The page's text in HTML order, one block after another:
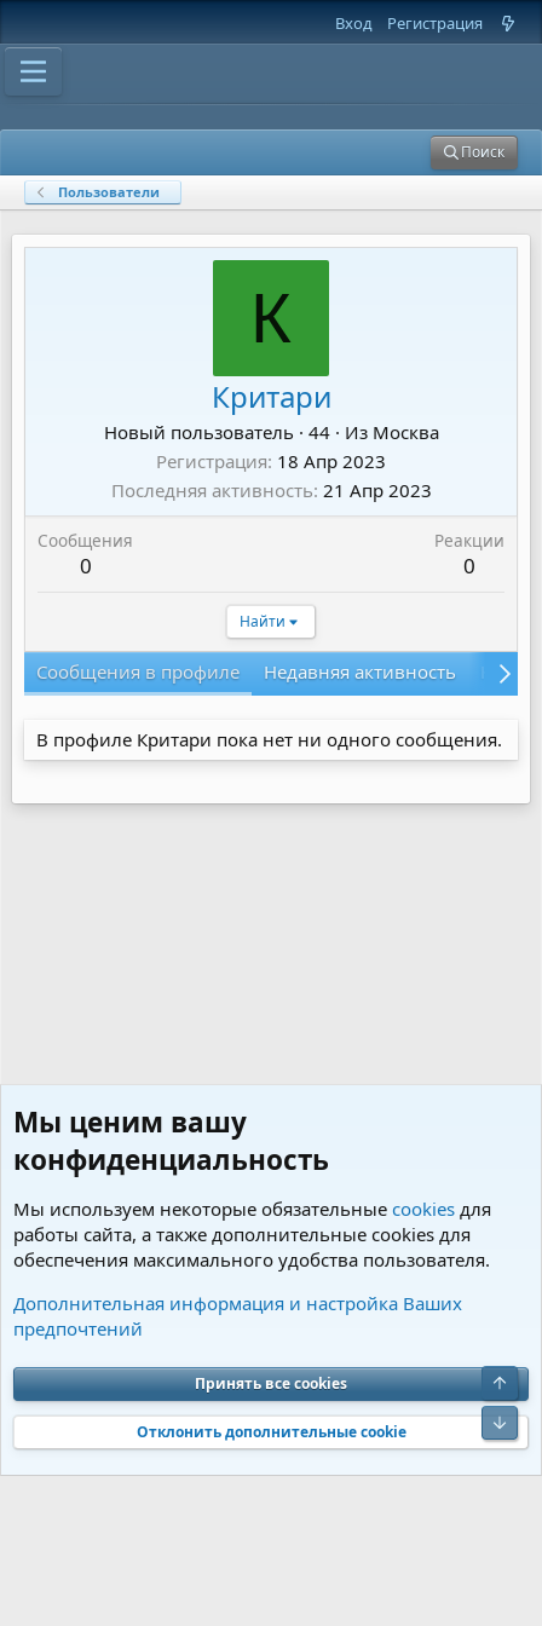
Вход Регистрация
Поиск
Пользователи
К
Критари
Новый пользователь · 44 · Из Москва
Регистрация 18 Апр 2023
Последняя активность 21 Апр 2023
Сообщения
0
Реакции
0
Найти
Сообщения в профиле Недавняя активность
В профиле Критари пока нет ни одного сообщения.
Пользователи
Cookies Charm by DCom
Обратная связь
Условия и правила
Политика конфиденциальности
Помощь
S
S
Community platform by XenForo® © 2010-2026 XenForo Ltd. Перевод от
Jumuro®|Media embeds via s9e/MediaSites
Мы ценим вашу
конфиденциальность
Мы используем некоторые обязательные cookies для
работы сайта, а также дополнительные cookies для
обеспечения максимального удобства пользователя.
Дополнительная информация и настройка Ваших
предпочтений
Принять все cookies
Отклонить дополнительные cookie
Верх
Низ